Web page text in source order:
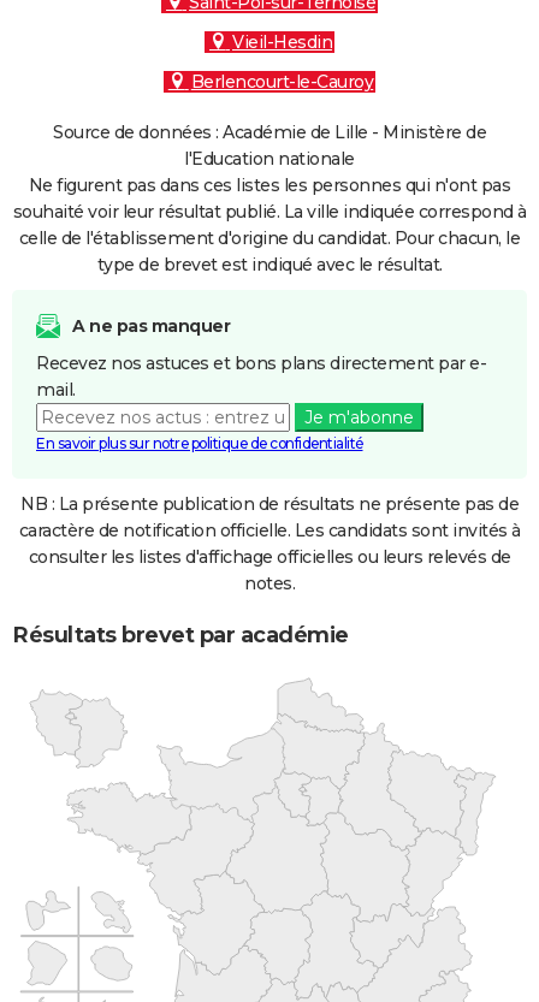
Vieil-Hesdin
Berlencourt-le-Cauroy
Source de données : Académie de Lille - Ministère de
l'Education nationale
Ne figurent pas dans ces listes les personnes qui n'ont pas
souhaité voir leur résultat publié. La ville indiquée correspond à
celle de l'établissement d'origine du candidat. Pour chacun, le
type de brevet est indiqué avec le résultat.
A ne pas manquer
Recevez nos astuces et bons plans directement par e-
mail.
Je m'abonne
En savoir plus sur notre politique de confidentialité
NB : La présente publication de résultats ne présente pas de
caractère de notification officielle. Les candidats sont invités à
consulter les listes d'affichage officielles ou leurs relevés de
notes.
Résultats brevet par académie